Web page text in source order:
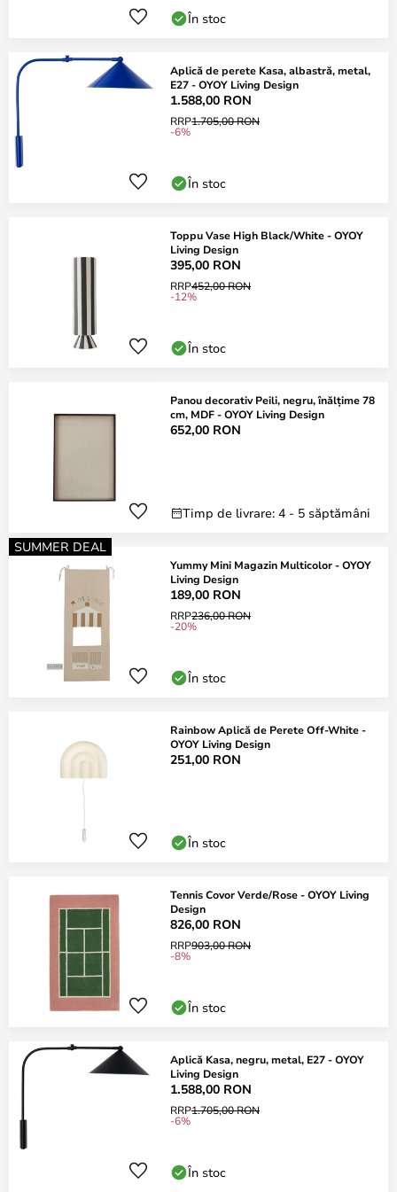
În stoc
Aplică de perete Kasa, albastră, metal,
E27 - OYOY Living Design
1.588,00 RON
RRP1.705,00 RON
-6%
În stoc
Toppu Vase High Black/White - OYOY
Living Design
395,00 RON
RRP452,00 RON
-12%
În stoc
Panou decorativ Peili, negru, înălțime 78
cm, MDF - OYOY Living Design
652,00 RON
Timp de livrare: 4 - 5 săptămâni
SUMMER DEAL
Yummy Mini Magazin Multicolor - OYOY
Living Design
189,00 RON
RRP236,00 RON
-20%
În stoc
Rainbow Aplică de Perete Off-White -
OYOY Living Design
251,00 RON
În stoc
Tennis Covor Verde/Rose - OYOY Living
Design
826,00 RON
RRP903,00 RON
-8%
În stoc
Aplică Kasa, negru, metal, E27 - OYOY
Living Design
1.588,00 RON
RRP1.705,00 RON
-6%
În stoc